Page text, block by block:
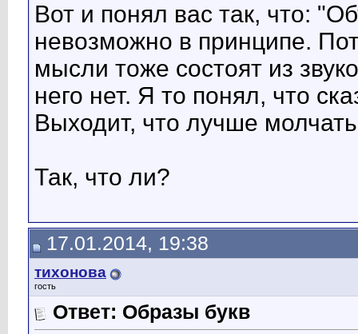
Вот и понял вас так, что:
невозможно в принципе.
мысли тоже состоят из
него нет. Я то понял, что
Выходит, что лучше
Так, что ли?
17.01.2014, 19:38
тихонова
гость
Ответ: Образы букв